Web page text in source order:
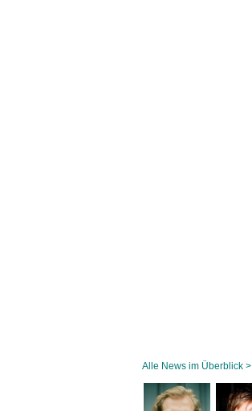
Alle News im Überblick >
Navigation
überspringen